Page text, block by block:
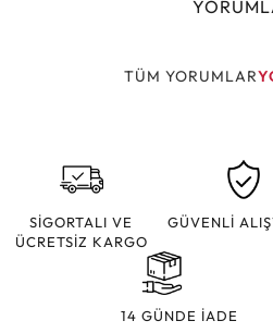
TÜM YORUMLAR
SİGORTALI VE
ÜCRETSİZ KARGO
GÜVENLİ
14 GÜNDE İADE